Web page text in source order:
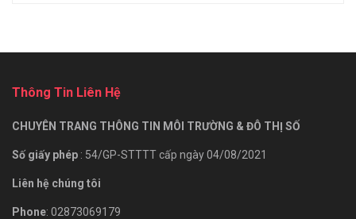
Thông Tin Liên Hệ
CHUYÊN TRANG THÔNG TIN MÔI TRƯỜNG & ĐÔ THỊ SỐ
Số giấy phép : 54/GP-STTTT cấp ngày 04/08/2021
Liên hệ chúng tôi
Phone: 02873069179